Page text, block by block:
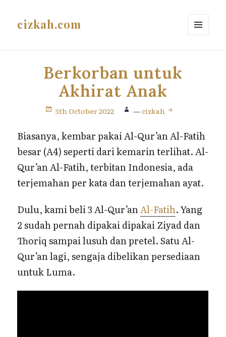
cizkah.com
Berkorban untuk
Akhirat Anak
5th October 2022 —cizkah
Biasanya, kembar pakai Al-Qur’an Al-Fatih
besar (A4) seperti dari kemarin terlihat. Al-
Qur’an Al-Fatih, terbitan Indonesia, ada
terjemahan per kata dan terjemahan ayat.
Dulu, kami beli 3 Al-Qur’anAl-Fatih. Yang
2 sudah pernah dipakai dipakai Ziyad dan
Thoriq sampai lusuh dan pretel. Satu Al-
Qur’an lagi, sengaja dibelikan persediaan
untuk Luma.